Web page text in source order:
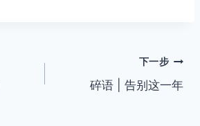
下一步
碎语 | 告别这一年